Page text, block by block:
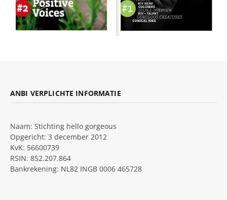
ANBI VERPLICHTE INFORMATIE
Naam: Stichting hello gorgeous
Opgericht: 3 december 2012
KvK: 56600739
RSIN: 852.207.864
Bankrekening: NL82 INGB 0006 465728